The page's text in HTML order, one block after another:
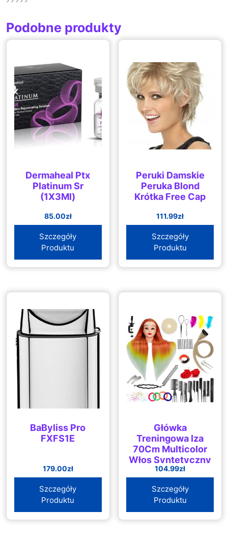
Podobne produkty
Dermaheal Ptx
Platinum Sr
(1X3Ml)
85.00zł
Szczegóły
Produktu
Peruki Damskie
Peruka Blond
Krótka Free Cap
111.99zł
Szczegóły
Produktu
BaByliss Pro
FXFS1E
179.00zł
Szczegóły
Produktu
Główka
Treningowa Iza
70Cm Multicolor
Włos Syntetyczny
+ Uchwyt
Czesania Głowa
Ćwiczeń
104.99zł
Szczegóły
Produktu